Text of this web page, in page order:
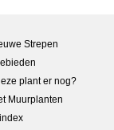
Strepen
plant er nog?
Muurplanten